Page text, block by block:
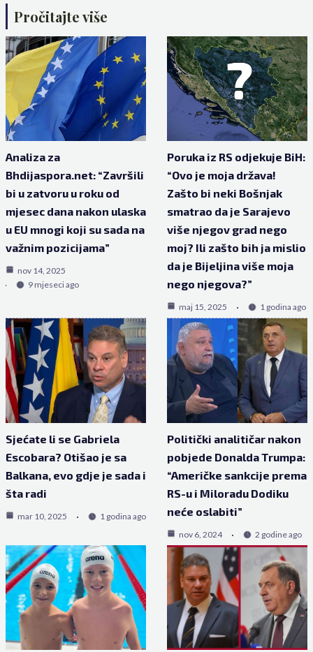
Pročitajte više
Analiza za
Bhdijaspora.net: “Završili
bi u zatvoru u roku od
mjesec dana nakon ulaska
u EU mnogi koji su sada na
važnim pozicijama”
nov 14, 2025
9 mjeseci ago
Poruka iz RS odjekuje BiH:
“Ovo je moja država!
Zašto bi neki Bošnjak
smatrao da je Sarajevo
više njegov grad nego
moj? Ili zašto bih ja mislio
da je Bijeljina više moja
nego njegova?”
maj 15, 2025 1 godina ago
Sjećate li se Gabriela
Escobara? Otišao je sa
Balkana, evo gdje je sada i
šta radi
mar 10, 2025 1 godina ago
Politički analitičar nakon
pobjede Donalda Trumpa:
“Američke sankcije prema
RS-u i Miloradu Dodiku
neće oslabiti”
nov 6, 2024 2 godine ago